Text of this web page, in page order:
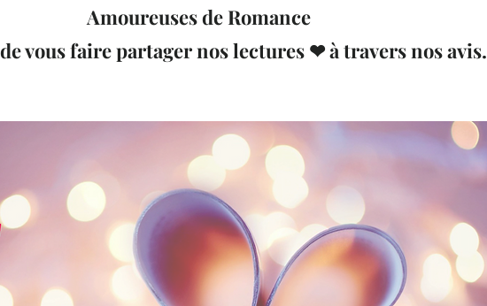
Amoureuses de Romance
vous faire partager nos lectures ❤ à travers nos avis.